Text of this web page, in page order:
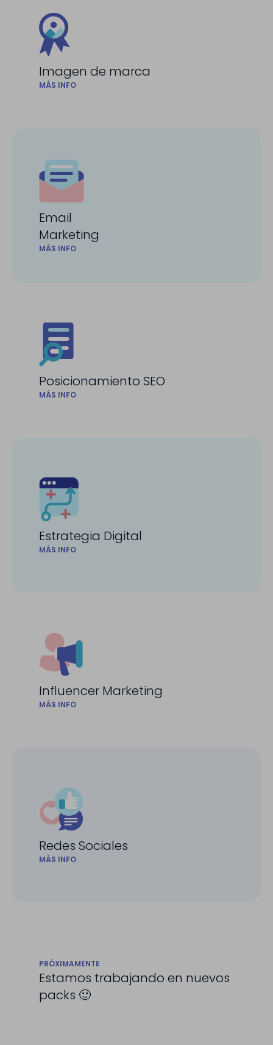
Imagen de marca
MÁS INFO
Email
Marketing
MÁS INFO
Posicionamiento SEO
MÁS INFO
Estrategia Digital
MÁS INFO
Influencer Marketing
MÁS INFO
Redes Sociales
MÁS INFO
PRÓXIMAMENTE
Estamos trabajando en nuevos
packs 🙂